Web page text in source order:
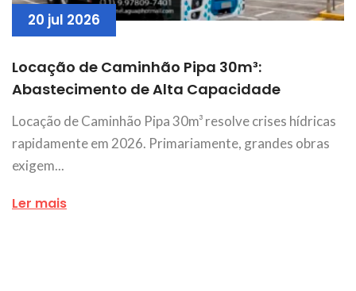
20 jul 2026
Locação de Caminhão Pipa 30m³:
Abastecimento de Alta Capacidade
Locação de Caminhão Pipa 30m³ resolve crises hídricas
rapidamente em 2026. Primariamente, grandes obras
exigem...
Ler mais